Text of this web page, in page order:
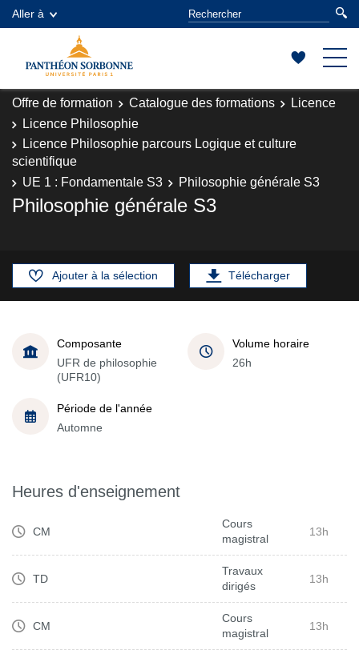
Aller à
Offre de formation Catalogue des formations
Licence
Licence Philosophie
Licence Philosophie parcours Logique et culture
scientifique
UE 1 : Fondamentale S3
Philosophie générale S3
Philosophie générale S3
Ajouter à la sélection Télécharger
Composante
UFR de philosophie
(UFR10)
Volume horaire
26h
Période de l'année
Automne
Heures d'enseignement
CM
Cours
magistral
13h
TD
Travaux
dirigés
13h
CM
Cours
magistral
13h